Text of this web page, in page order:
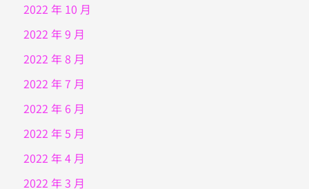
2022 年 10 月
2022 年 9 月
2022 年 8 月
2022 年 7 月
2022 年 6 月
2022 年 5 月
2022 年 4 月
2022 年 3 月